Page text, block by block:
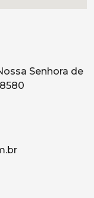
Senhora de